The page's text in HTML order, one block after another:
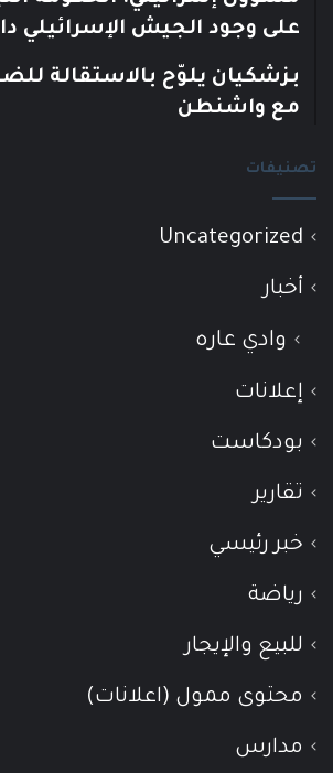
على وجود الجيش الإسرائيلي
بزشكيان يلوّح بالاستقالة
مع واشنطن
تصنيفات
Uncategorized
أخبار
وادي عاره
إعلانات
بودكاست
تقارير
خبر رئيسي
رياضة
للبيع والإيجار
محتوى ممول (اعلانات)
مدارس